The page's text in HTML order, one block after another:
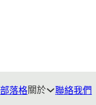
部落格關於 聯絡我們